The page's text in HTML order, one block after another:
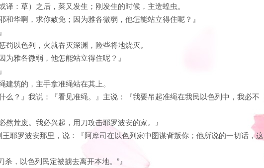
：草）之后，菜又发生；刚发生的时候，主造蝗虫。
华啊，求你赦免；因为雅各微弱，他怎能站立得住呢？』
以色列，火就吞灭深渊，险些将地烧灭。
雅各微弱，他怎能站立得住呢？』
筑的，主手拿准绳站在其上。
么？』我说：『看见准绳。』主说：『我要吊起准绳在我民以色列中，我必不
荒废。我必兴起，用刀攻击耶罗波安的家。』
耶罗波安那里，说：『阿摩司在以色列家中图谋背叛你；他所说的一切话，这
，以色列民定被掳去离开本地。”』